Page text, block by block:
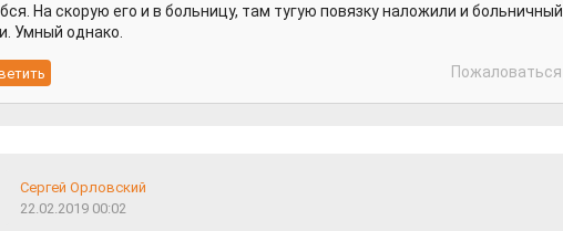
На скорую его и в больницу, там тугую повязку наложили и больничный
Умный однако.
Пожаловаться
Сергей Орловский
22.02.2019 00:02